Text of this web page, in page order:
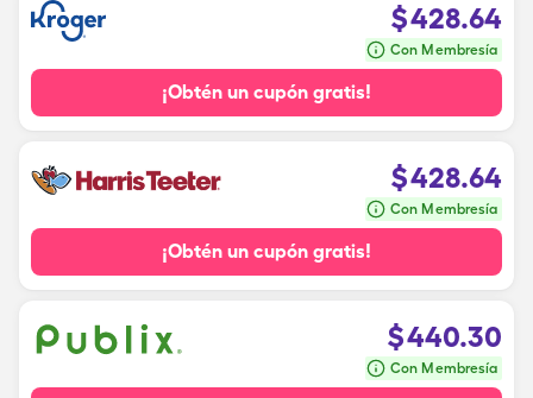
$428.64
Con Membresía
¡Obtén un cupón gratis!
$428.64
Con Membresía
¡Obtén un cupón gratis!
$440.30
Con Membresía